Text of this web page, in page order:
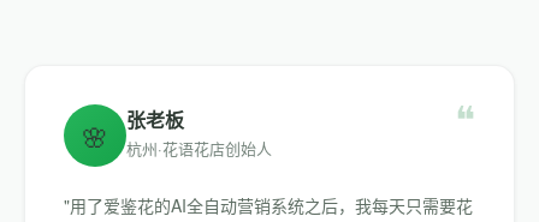
🌸 张老板
杭州·花语花店创始人
❝
"用了爱鉴花的AI全自动营销系统之后，我每天只需要花